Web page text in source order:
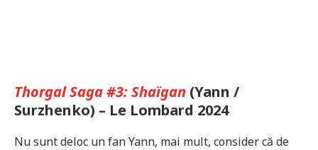
Thorgal Saga #3: Shaïgan (Yann /
Surzhenko) – Le Lombard 2024
Nu sunt deloc un fan Yann, mai mult, consider că de